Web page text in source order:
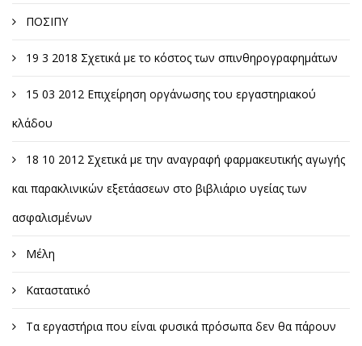
ΠΟΣΙΠΥ
19 3 2018 Σχετικά με το κόστος των σπινθηρογραφημάτων
15 03 2012 Επιχείρηση οργάνωσης του εργαστηριακού
κλάδου
18 10 2012 Σχετικά με την αναγραφή φαρμακευτικής αγωγής
και παρακλινικών εξετάασεων στο βιβλιάριο υγείας των
ασφαλισμένων
Μέλη
Καταστατικό
Τα εργαστήρια που είναι φυσικά πρόσωπα δεν θα πάρουν